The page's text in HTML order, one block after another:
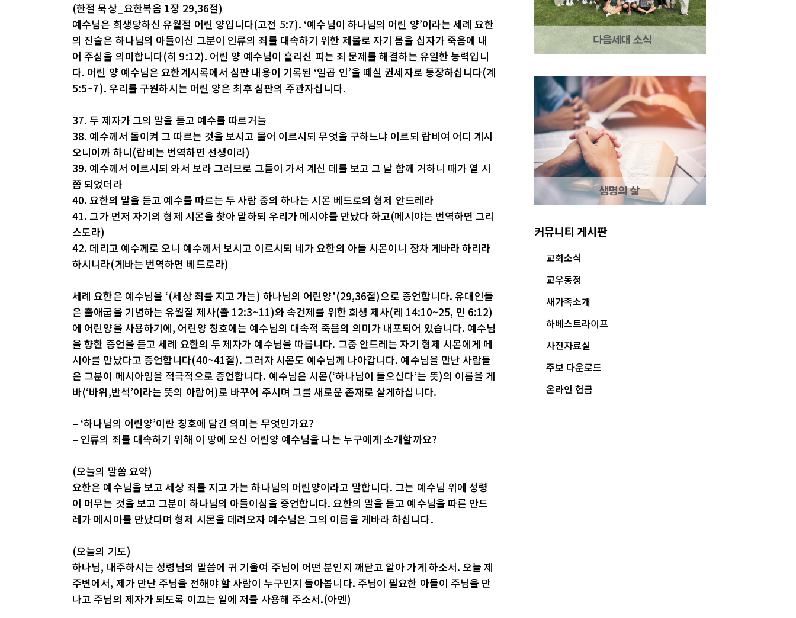
(한절 묵상_요한복음 1장 29,36절)
예수님은 희생당하신 유월절 어린 양입니다(고전 5:7). ‘예수님이 하나님의 어린 양’이라는 세례 요한
의 진술은 하나님의 아들이신 그분이 인류의 죄를 대속하기 위한 제물로 자기 몸을 십자가 죽음에 내
어 주심을 의미합니다(히 9:12). 어린 양 예수님이 흘리신 피는 죄 문제를 해결하는 유일한 능력입니
다. 어린 양 예수님은 요한계시록에서 심판 내용이 기록된 ‘일곱 인’을 떼실 권세자로 등장하십니다(계
5:5~7). 우리를 구원하시는 어린 양은 최후 심판의 주관자십니다.
37. 두 제자가 그의 말을 듣고 예수를 따르거늘
38. 예수께서 돌이켜 그 따르는 것을 보시고 물어 이르시되 무엇을 구하느냐 이르되 랍비여 어디 계시
오니이까 하니(랍비는 번역하면 선생이라)
39. 예수께서 이르시되 와서 보라 그러므로 그들이 가서 계신 데를 보고 그 날 함께 거하니 때가 열 시
쯤 되었더라
40. 요한의 말을 듣고 예수를 따르는 두 사람 중의 하나는 시몬 베드로의 형제 안드레라
41. 그가 먼저 자기의 형제 시몬을 찾아 말하되 우리가 메시야를 만났다 하고(메시야는 번역하면 그리
스도라)
42. 데리고 예수께로 오니 예수께서 보시고 이르시되 네가 요한의 아들 시몬이니 장차 게바라 하리라
하시니라(게바는 번역하면 베드로라)
세례 요한은 예수님을 ‘(세상 죄를 지고 가는) 하나님의 어린양'(29,36절)으로 증언합니다. 유대인들
은 출애굽을 기념하는 유월절 제사(출 12:3~11)와 속건제를 위한 희생 제사(레 14:10~25, 민 6:12)
에 어린양을 사용하기에, 어린양 칭호에는 예수님의 대속적 죽음의 의미가 내포되어 있습니다. 예수님
을 향한 증언을 듣고 세례 요한의 두 제자가 예수님을 따릅니다. 그중 안드레는 자기 형제 시몬에게 메
시아를 만났다고 증언합니다(40~41절). 그러자 시몬도 예수님께 나아갑니다. 예수님을 만난 사람들
은 그분이 메시아임을 적극적으로 증언합니다. 예수님은 시몬(‘하나님이 들으신다’는 뜻)의 이름을 게
바(‘바위,반석’이라는 뜻의 아람어)로 바꾸어 주시며 그를 새로운 존재로 살게하십니다.
– ‘하나님의 어린양’이란 칭호에 담긴 의미는 무엇인가요?
– 인류의 죄를 대속하기 위해 이 땅에 오신 어린양 예수님을 나는 누구에게 소개할까요?
(오늘의 말씀 요약)
요한은 예수님을 보고 세상 죄를 지고 가는 하나님의 어린양이라고 말합니다. 그는 예수님 위에 성령
이 머무는 것을 보고 그분이 하나님의 아들이심을 증언합니다. 요한의 말을 듣고 예수님을 따른 안드
레가 메시아를 만났다며 형제 시몬을 데려오자 예수님은 그의 이름을 게바라 하십니다.
(오늘의 기도)
하나님, 내주하시는 성령님의 말씀에 귀 기울여 주님이 어떤 분인지 깨닫고 알아 가게 하소서. 오늘 제
주변에서, 제가 만난 주님을 전해야 할 사람이 누구인지 돌아봅니다. 주님이 필요한 아들이 주님을 만
나고 주님의 제자가 되도록 이끄는 일에 저를 사용해 주소서.(아멘)
커뮤니티 게시판
교회소식
교우동정
새가족소개
하베스트라이프
사진자료실
주보 다운로드
온라인 헌금